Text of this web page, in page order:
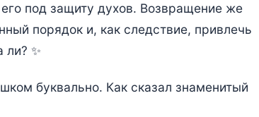
под защиту духов. Возвращение же
порядок и, как следствие, привлечь
ли? ✨
буквально. Как сказал знаменитый